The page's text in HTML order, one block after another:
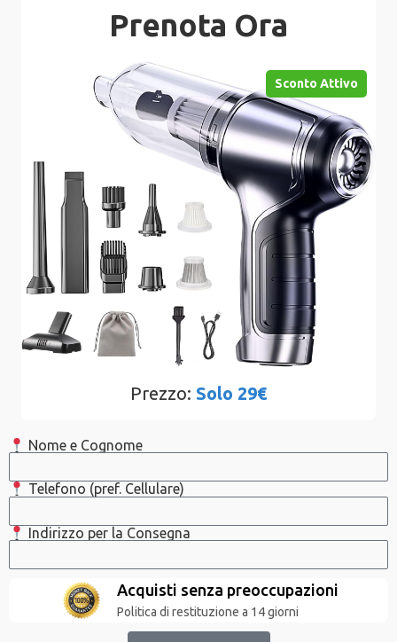
Prenota Ora
Sconto Attivo
Prezzo: Solo 29€
Nome e Cognome
Telefono (pref. Cellulare)
Indirizzo per la Consegna
Acquisti senza preoccupazioni
Politica di restituzione a 14 giorni